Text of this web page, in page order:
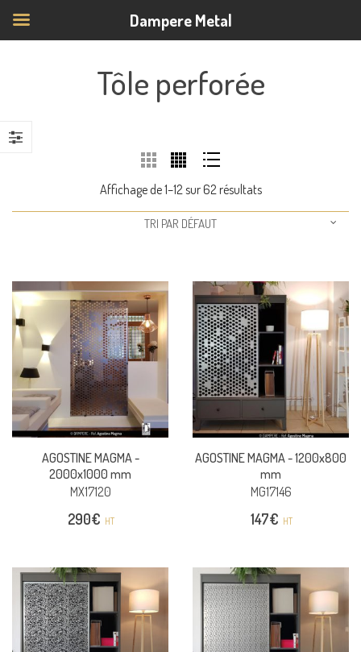
Tôle perforée
Affichage de 1–12 sur 62 résultats
TRI PAR DÉFAUT
AGOSTINE MAGMA -
2000x1000 mm
MX17120
290€ HT
AGOSTINE MAGMA -1200x800
mm
MG17146
147€ HT
Dampere Metal